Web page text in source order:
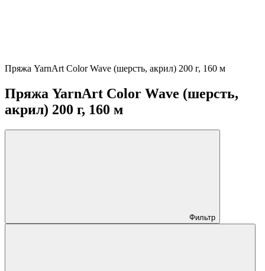
Пряжа YarnArt Color Wave (шерсть, акрил) 200 г, 160 м
Пряжа YarnArt Color Wave (шерсть,
акрил) 200 г, 160 м
Фильтр